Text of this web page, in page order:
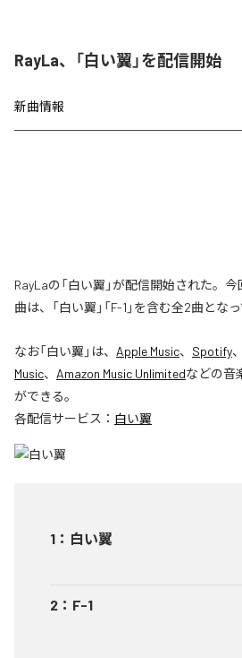
RayLa、「白い翼」を配信開始
新曲情報
RayLaの「白い翼」が配信開始された。
曲は、「白い翼」「F-1」を含む全2曲となっ
なお「白い翼 」は、 Apple Music、 Spotify、
Music、 Amazon Music Unlimitedなどの音
ができる。
各配信サービス： 白い翼
1 ： 白い翼
2 ： F-1